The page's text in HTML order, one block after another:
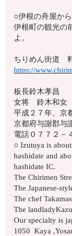
○伊根の舟屋か
伊根町の観光の
よ。
ちりめん街道
https://
板長鈴木孝昌
女将 鈴木和女
平成２７年、京
京都府与謝郡与
電話０７７２－
○ Izutuya is
hashidate and
hashidate IC.
The Chirimen
The Japanese-
The chef
The
Our specialty is
1050 Kaya